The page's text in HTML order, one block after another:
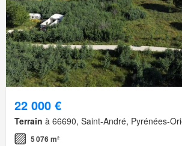
22 000 €
Terrain à 66690, Saint-André, Pyrénées-
5 076 m²